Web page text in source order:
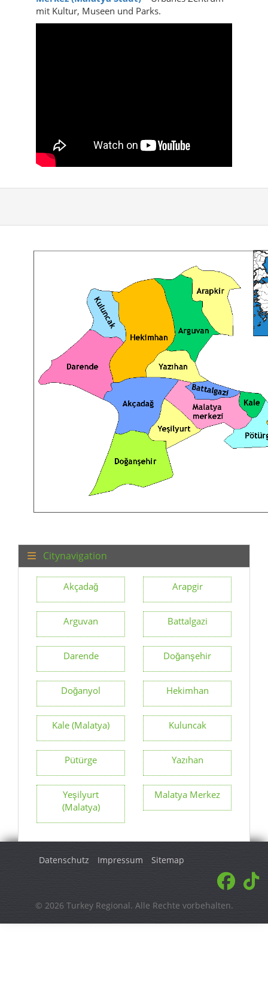
mit Kultur, Museen und Parks.
Citynavigation
Akçadağ Arapgir
Arguvan Battalgazi
Darende Doğanşehir
Doğanyol Hekimhan
Kale (Malatya) Kuluncak
Pütürge Yazıhan
Yeşilyurt
(Malatya)
Malatya Merkez
Datenschutz Impressum Sitemap
© 2026 Turkey Regional. Alle Rechte vorbehalten.